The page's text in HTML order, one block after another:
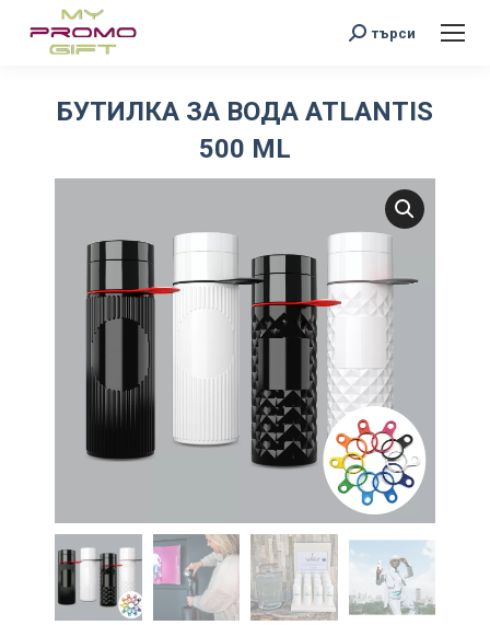
Search:
търси
БУТИЛКА ЗА ВОДА ATLANTIS
500 ML
You are here: